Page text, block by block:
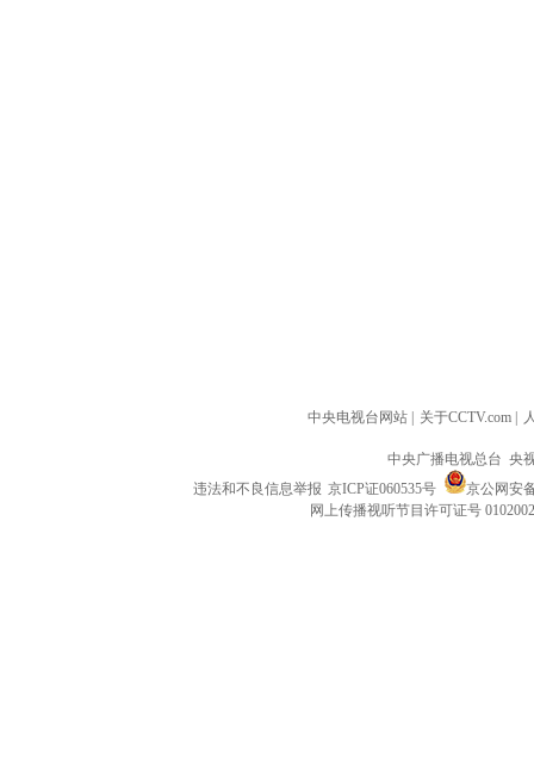
中央电视台网站 关于CCTV.com
中央广播电视总台 央
违法和不良信息举报 京ICP证060535号
京公网安
网上传播视听节目许可证号